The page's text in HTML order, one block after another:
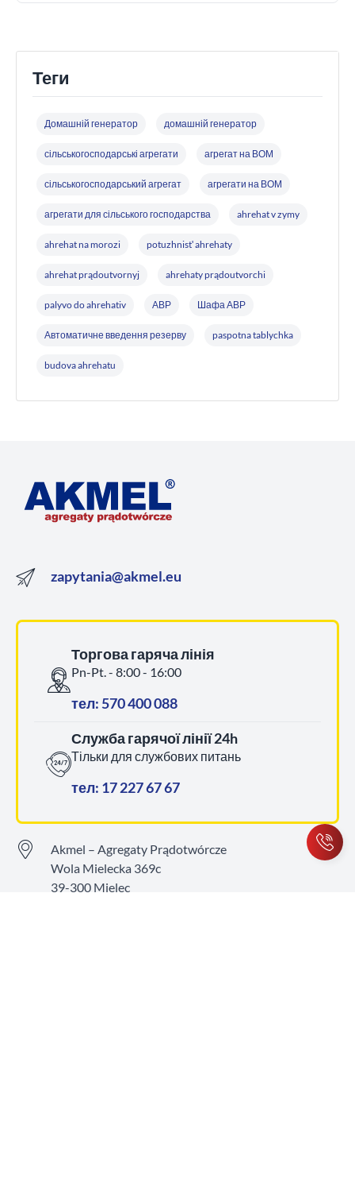
Теги
Домашній генератор домашній генератор
сільськогосподарські агрегати агрегат на ВОМ
сільськогосподарський агрегат агрегати на ВОМ
агрегати для сільського господарства ahrehat v zymy
ahrehat na morozi potuzhnistʹ ahrehaty
ahrehat prądoutvornyj ahrehaty prądoutvorchi
palyvo do ahrehativ АВР Шафа АВР
Автоматичне введення резерву paspotna tablychka
budova ahrehatu
zapytania@akmel.eu
Торгова гаряча лінія
Pn-Pt. - 8:00 - 16:00
тел: 570 400 088
Служба гарячої лінії 24h
Тільки для службових питань
тел: 17 227 67 67
Akmel – Agregaty Prądotwórcze
Wola Mielecka 369c
39-300 Mielec